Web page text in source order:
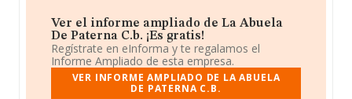
Ver el informe ampliado de La Abuela
De Paterna C.b. ¡Es gratis!
Regístrate en eInforma y te regalamos el
Informe Ampliado de esta empresa.
VER INFORME AMPLIADO DE LA ABUELA
DE PATERNA C.B.